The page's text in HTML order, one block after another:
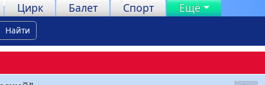
Цирк Балет Спорт Ещё
Найти